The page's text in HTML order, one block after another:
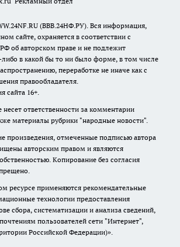
(ВВВ.24НФ.РУ). Вся информация,
сайте, охраняется в соответствии с
об авторском праве и не подлежит
в какой бы то ни было форме, в том числе
переработке не иначе как с
правообладателя.
сайта 16+.
несет ответственности за комментарии
материалы рубрики "народные новости".
произведения, отмеченные подписью автора
авторским правом и являются
Копирование без согласия
ресурсе применяются рекомендательные
технологии предоставления
сбора, систематизации и анализа сведений,
пользователей сети "Интернет",
Российской Федерации)».